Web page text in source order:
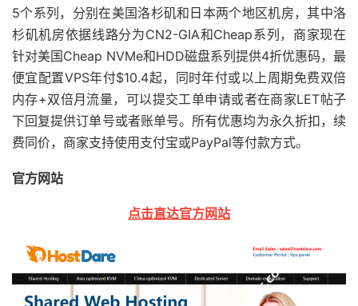
5个系列，分别在美国洛杉矶和日本两个地区机房，其中洛
杉矶机房依据线路分为CN2-GIA和Cheap系列，商家现在
针对美国Cheap NVMe和HDD磁盘系列提供4折优惠码，最
便宜配置VPS年付$10.4起，同时年付或以上周期免费双倍
内存+双倍月流量，可以提交工单申请或者在商家LET帖子
下回复提供订单号或者账单号。所有优惠均为永久折扣，续
费同价，商家支持使用支付宝或PayPal等付款方式。
官方网站
点击直达官方网站